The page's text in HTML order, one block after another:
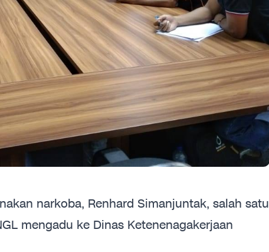
narkoba, Renhard Simanjuntak, salah satu
mengadu ke Dinas Ketenenagakerjaan